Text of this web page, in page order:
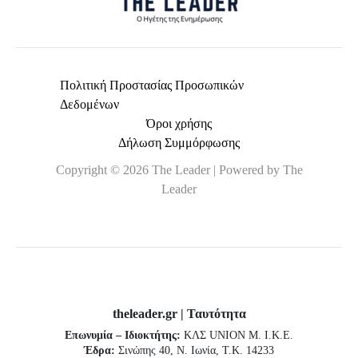
Πολιτική Προστασίας Προσωπικών
Δεδομένων
Όροι χρήσης
Δήλωση Συμμόρφωσης
Copyright © 2026 The Leader | Powered by The
Leader
theleader.gr | Ταυτότητα
Επωνυμία – Ιδιοκτήτης: ΚΛΣ UNION Μ. Ι.Κ.Ε.
Έδρα: Σινώπης 40, Ν. Ιωνία, Τ.Κ. 14233